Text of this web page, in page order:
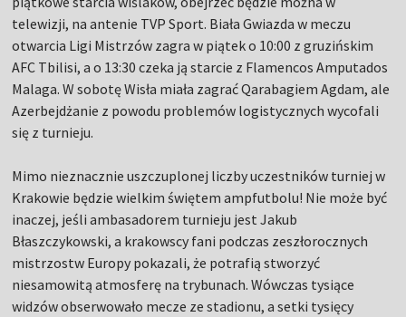
telewizji, na antenie TVP Sport. Biała Gwiazda w meczu
otwarcia Ligi Mistrzów zagra w piątek o 10:00 z gruzińskim
AFC Tbilisi, a o 13:30 czeka ją starcie z Flamencos Amputados
Malaga. W sobotę Wisła miała zagrać Qarabagiem Agdam, ale
Azerbejdżanie z powodu problemów logistycznych wycofali
się z turnieju.
Mimo nieznacznie uszczuplonej liczby uczestników turniej w
Krakowie będzie wielkim świętem ampfutbolu! Nie może być
inaczej, jeśli ambasadorem turnieju jest Jakub
Błaszczykowski, a krakowscy fani podczas zeszłorocznych
mistrzostw Europy pokazali, że potrafią stworzyć
niesamowitą atmosferę na trybunach. Wówczas tysiące
widzów obserwowało mecze ze stadionu, a setki tysięcy